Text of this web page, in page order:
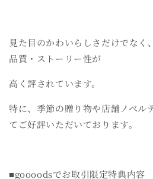
見た目のかわいらしさだけでなく
品質・ストーリー性が
高く評されています。
特に、季節の贈り物や店舗ノベル
てご好評いただいております。
■goooodsでお取引限定特典内容